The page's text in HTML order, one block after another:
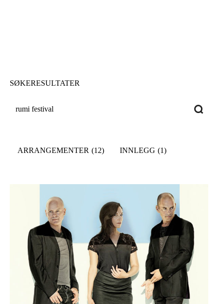
SØKERESULTATER
Søk
ARRANGEMENTER (12) INNLEGG (1)